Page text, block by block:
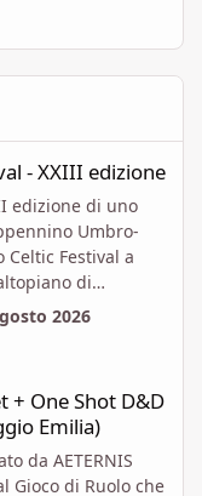
- XXIII edizione
edizione di uno
Umbro-
Festival a
di
disponibili
due giorni
Spring
dal 6 Aprile al
2026
04/09 - (Montalto /
+ One Shot D&D
Emilia)
da AETERNIS
Gioco di Ruolo che